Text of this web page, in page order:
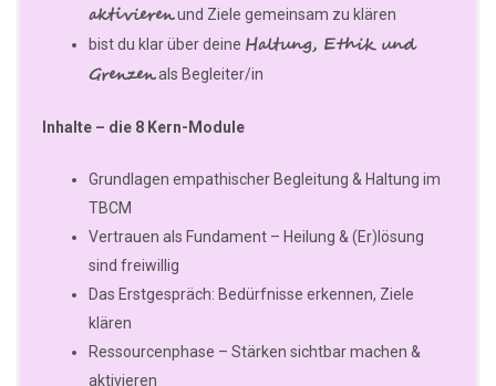
aktivierenund Ziele gemeinsam zu klären
bist du klar über deine Haltung, Ethik und
Grenzenals Begleiter/in
Inhalte – die 8 Kern-Module
Grundlagen empathischer Begleitung & Haltung im
TBCM
Vertrauen als Fundament – Heilung & (Er)lösung
sind freiwillig
Das Erstgespräch: Bedürfnisse erkennen, Ziele
klären
Ressourcenphase – Stärken sichtbar machen &
aktivieren